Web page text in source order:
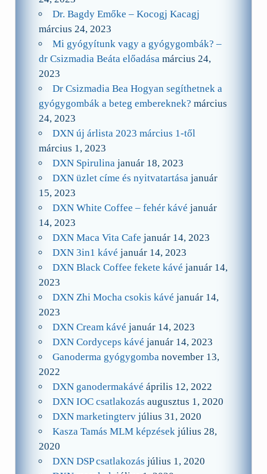
Dr. Bagdy Emőke – Kocogj Kacagj
március 24, 2023
Mi gyógyítunk vagy a gyógygombák? –
dr Csizmadia Beáta előadása március 24,
2023
Dr Csizmadia Bea Hogyan segíthetnek a
gyógygombák a beteg embereknek? március
24, 2023
DXN új árlista 2023 március 1-től
március 1, 2023
DXN Spirulina január 18, 2023
DXN üzlet címe és nyitvatartása január
15, 2023
DXN White Coffee – fehér kávé január
14, 2023
DXN Maca Vita Cafe január 14, 2023
DXN 3in1 kávé január 14, 2023
DXN Black Coffee fekete kávé január 14,
2023
DXN Zhi Mocha csokis kávé január 14,
2023
DXN Cream kávé január 14, 2023
DXN Cordyceps kávé január 14, 2023
Ganoderma gyógygomba november 13,
2022
DXN ganodermakávé április 12, 2022
DXN IOC csatlakozás augusztus 1, 2020
DXN marketingterv július 31, 2020
Kasza Tamás MLM képzések július 28,
2020
DXN DSP csatlakozás július 1, 2020